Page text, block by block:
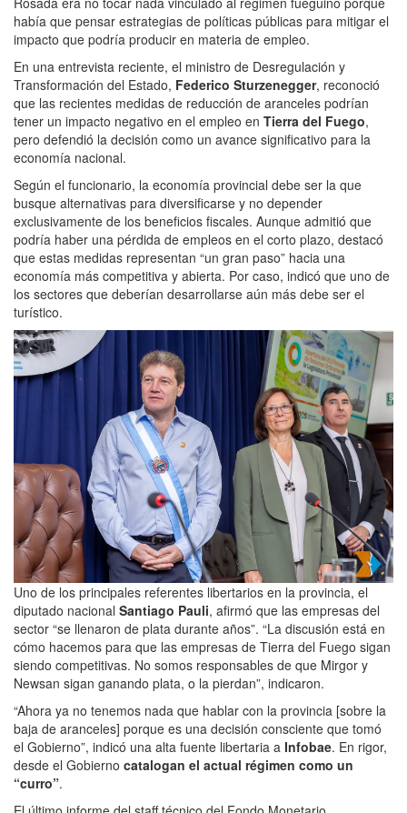
había que pensar estrategias de políticas públicas para mitigar el
impacto que podría producir en materia de empleo.
En una entrevista reciente, el ministro de Desregulación y
Transformación del Estado, Federico Sturzenegger, reconoció
que las recientes medidas de reducción de aranceles podrían
tener un impacto negativo en el empleo en Tierra del Fuego,
pero defendió la decisión como un avance significativo para la
economía nacional.
Según el funcionario, la economía provincial debe ser la que
busque alternativas para diversificarse y no depender
exclusivamente de los beneficios fiscales. Aunque admitió que
podría haber una pérdida de empleos en el corto plazo, destacó
que estas medidas representan “un gran paso” hacia una
economía más competitiva y abierta. Por caso, indicó que uno de
los sectores que deberían desarrollarse aún más debe ser el
turístico.
Uno de los principales referentes libertarios en la provincia, el
diputado nacional Santiago Pauli, afirmó que las empresas del
sector “se llenaron de plata durante años”. “La discusión está en
cómo hacemos para que las empresas de Tierra del Fuego sigan
siendo competitivas. No somos responsables de que Mirgor y
Newsan sigan ganando plata, o la pierdan”, indicaron.
“Ahora ya no tenemos nada que hablar con la provincia [sobre la
baja de aranceles] porque es una decisión consciente que tomó
el Gobierno”, indicó una alta fuente libertaria a Infobae. En rigor,
desde el Gobierno catalogan el actual régimen como un
“curro”.